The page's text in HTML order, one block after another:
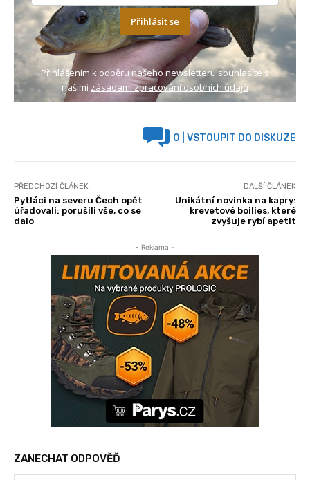
Přihlásit se
Přihlášením k odběru našeho newsletteru souhlasíte s
našimi zásadami zpracování osobních údajů
0 | VSTOUPIT DO DISKUZE
PŘEDCHOZÍ ČLÁNEK
Pytláci na severu Čech opět
úřadovali: porušili vše, co se
dalo
DALŠÍ ČLÁNEK
Unikátní novinka na kapry:
krevetové boilies, které
zvyšuje rybí apetit
- Reklama -
ZANECHAT ODPOVĚĎ